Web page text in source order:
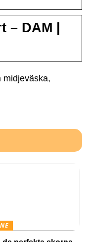
– DAM |
midjeväska,